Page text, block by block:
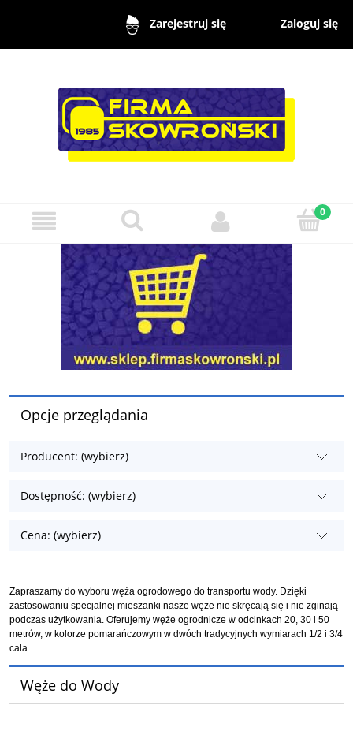
Zarejestruj się Zaloguj się
Opcje przeglądania
Producent: (wybierz)
Dostępność: (wybierz)
Cena: (wybierz)
Zapraszamy do wyboru węża ogrodowego do transportu wody. Dzięki
zastosowaniu specjalnej mieszanki nasze węże nie skręcają się i nie zginają
podczas użytkowania. Oferujemy węże ogrodnicze w odcinkach 20, 30 i 50
metrów, w kolorze pomarańczowym w dwóch tradycyjnych wymiarach 1/2 i 3/4
cala.
Węże do Wody